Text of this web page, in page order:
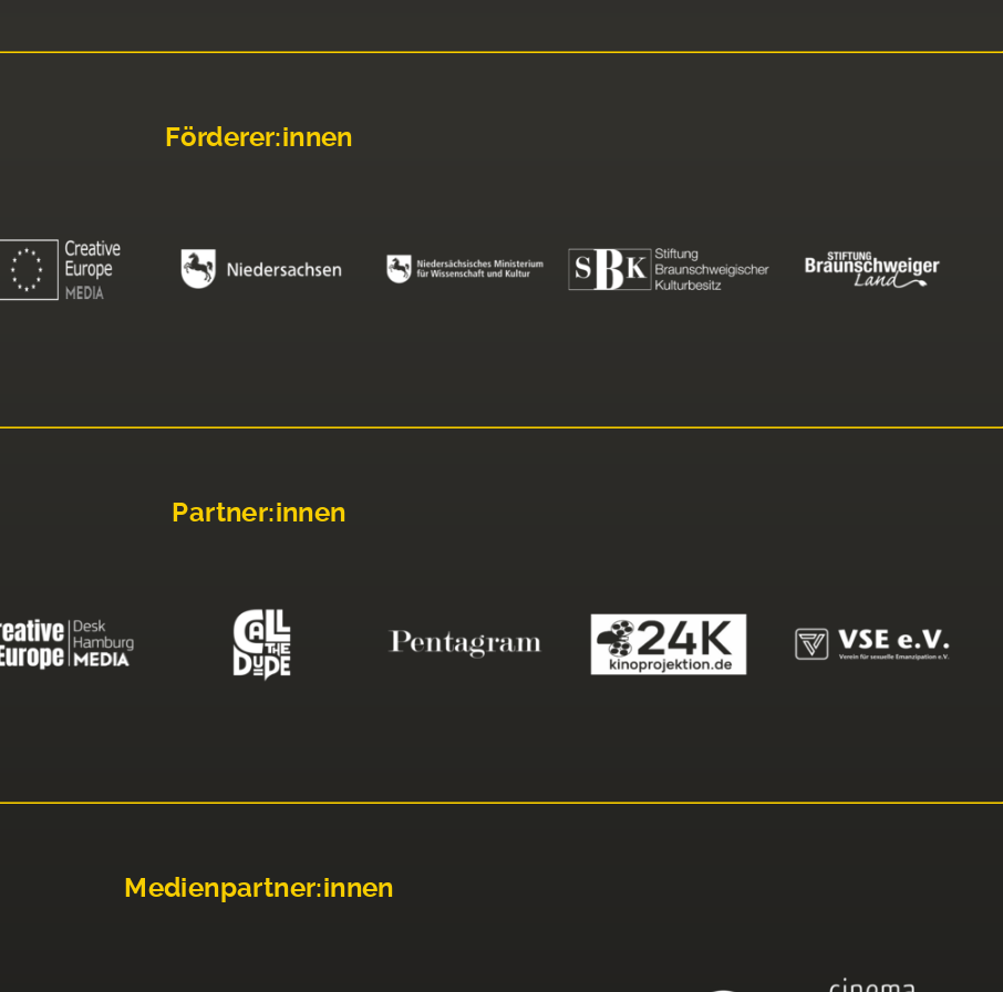
Förderer:innen
Partner:innen
Medienpartner:innen